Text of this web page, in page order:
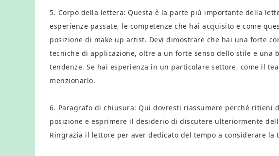
5. Corpo della lettera: Questa è la parte più importante della
esperienze passate, le competenze che hai acquisito e come
posizione di make up artist. Devi dimostrare che hai una forte
tecniche di applicazione, oltre a un forte senso dello stile e una
tendenze. Se hai esperienza in un particolare settore, come il
menzionarlo.
6. Paragrafo di chiusura: Qui dovresti riassumere perché ritieni
posizione e esprimere il desiderio di discutere ulteriormente
Ringrazia il lettore per aver dedicato del tempo a considerare la